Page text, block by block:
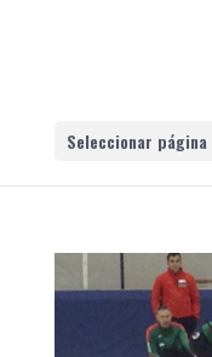
Seleccionar página